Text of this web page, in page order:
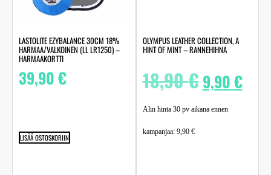
LASTOLITE EZYBALANCE 30CM 18%
HARMAA/VALKOINEN (LL LR1250) –
HARMAAKORTTI
39,90€
LISÄÄ OSTOSKORIIN
OLYMPUS LEATHER COLLECTION, A
HINT OF MINT – RANNEHIHNA
18,90€ 9,90€
Alin hinta 30 pv aikana ennen
kampanjaa: 9,90 €